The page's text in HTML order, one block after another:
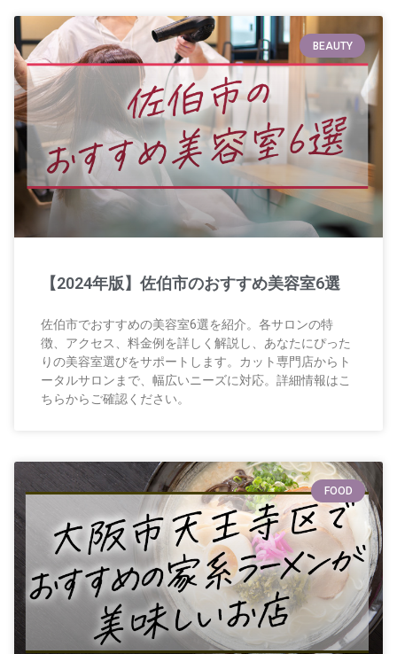
BEAUTY
【2024年版】佐伯市のおすすめ美容室6選
佐伯市でおすすめの美容室6選を紹介。各サロンの特
徴、アクセス、料金例を詳しく解説し、あなたにぴった
りの美容室選びをサポートします。カット専門店からト
ータルサロンまで、幅広いニーズに対応。詳細情報はこ
ちらからご確認ください。
FOOD